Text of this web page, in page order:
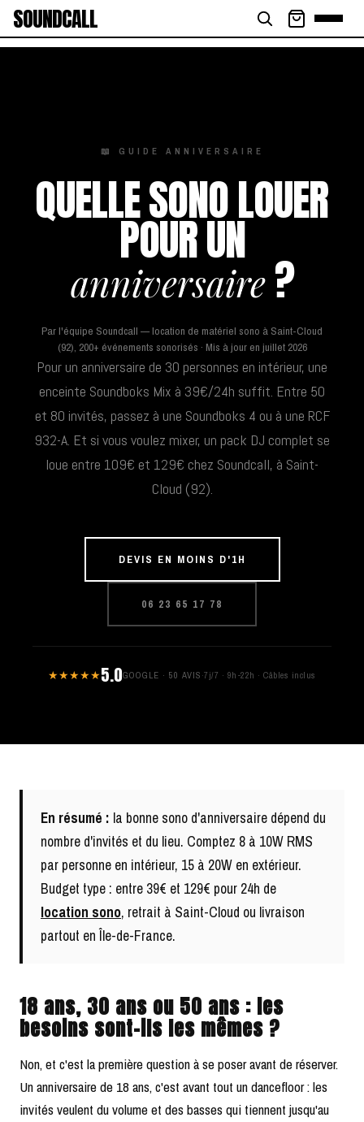
SOUNDCALL
📖 GUIDE ANNIVERSAIRE
QUELLE SONO LOUER
POUR UN
anniversaire?
Par l'équipe Soundcall — location de matériel sono à Saint-Cloud
(92), 200+ événements sonorisés · Mis à jour en juillet 2026
Pour un anniversaire de 30 personnes en intérieur, une
enceinte Soundboks Mix à 39€/24h suffit. Entre 50
et 80 invités, passez à une Soundboks 4 ou à une RCF
932-A. Et si vous voulez mixer, un pack DJ complet se
loue entre 109€ et 129€ chez Soundcall, à Saint-
Cloud (92).
DEVIS EN MOINS D'1H
06 23 65 17 78
★★★★★5.0GOOGLE · 50 AVIS ·7j/7 · 9h-22h · Câbles inclus
En résumé : la bonne sono d'anniversaire dépend du
nombre d'invités et du lieu. Comptez 8 à 10W RMS
par personne en intérieur, 15 à 20W en extérieur.
Budget type : entre 39€ et 129€ pour 24h de
location sono, retrait à Saint-Cloud ou livraison
partout en Île-de-France.
18 ans, 30 ans ou 50 ans : les
besoins sont-ils les mêmes ?
Non, et c'est la première question à se poser avant de réserver.
Un anniversaire de 18 ans, c'est avant tout un dancefloor : les
invités veulent du volume et des basses qui tiennent jusqu'au